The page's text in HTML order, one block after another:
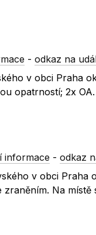
-odkaz na
v obci Praha
opatrností; 2x OA.
informace -odkaz
v obci
Na místě